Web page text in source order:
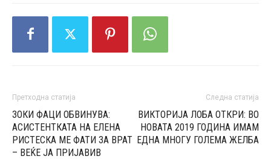
Претходна статија
ЗОКИ ФАЦИ ОБВИНУВА:
АСИСТЕНТКАТА НА ЕЛЕНА
РИСТЕСКА МЕ ФАТИ ЗА ВРАТ
– ВЕЌЕ JA ПРИЈАВИВ
Следна статија
ВИКТОРИЈА ЛОБА ОТКРИ: ВО
НОВАТА 2019 ГОДИНА ИМАМ
ЕДНА МНОГУ ГОЛЕМА ЖЕЛБА